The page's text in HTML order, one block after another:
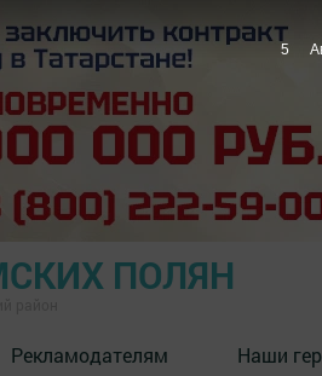
ПОЛЯН
Рекламодателям Наши
4